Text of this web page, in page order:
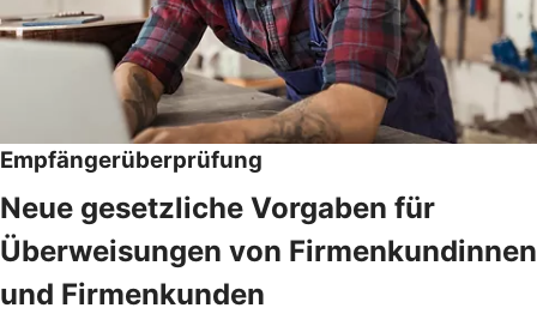
Empfängerüberprüfung
Neue gesetzliche Vorgaben für
Überweisungen von Firmenkundinnen
und Firmenkunden